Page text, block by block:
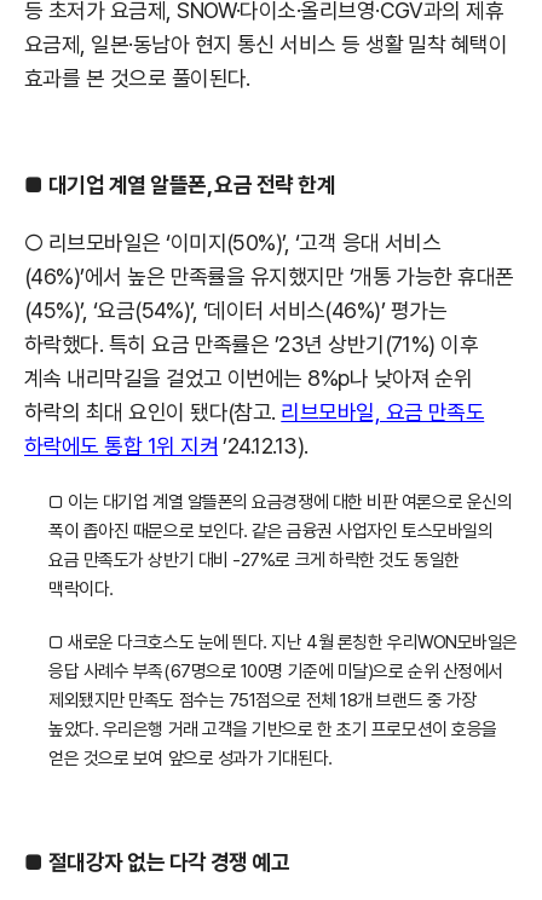
등 초저가 요금제, SNOW·다이소·올리브영·CGV과의 제휴
요금제, 일본·동남아 현지 통신 서비스 등 생활 밀착 혜택이
효과를 본 것으로 풀이된다.
■ 대기업 계열 알뜰폰, 요금 전략 한계
○ 리브모바일은 ‘이미지(50%)’, ‘고객 응대 서비스
(46%)’에서 높은 만족률을 유지했지만 ‘개통 가능한 휴대폰
(45%)’, ‘요금(54%)’, ‘데이터 서비스(46%)’ 평가는
하락했다. 특히 요금 만족률은 ’23년 상반기(71%) 이후
계속 내리막길을 걸었고 이번에는 8%p나 낮아져 순위
하락의 최대 요인이 됐다(참고. 리브모바일, 요금 만족도
하락에도 통합 1위 지켜 ’24.12.13).
□ 이는 대기업 계열 알뜰폰의 요금경쟁에 대한 비판 여론으로 운신의
폭이 좁아진 때문으로 보인다. 같은 금융권 사업자인 토스모바일의
요금 만족도가 상반기 대비 -27%로 크게 하락한 것도 동일한
맥락이다.
□ 새로운 다크호스도 눈에 띈다. 지난 4월 론칭한 우리WON모바일은
응답 사례수 부족(67명으로 100명 기준에 미달)으로 순위 산정에서
제외됐지만 만족도 점수는 751점으로 전체 18개 브랜드 중 가장
높았다. 우리은행 거래 고객을 기반으로 한 초기 프로모션이 호응을
얻은 것으로 보여 앞으로 성과가 기대된다.
■ 절대강자 없는 다각 경쟁 예고